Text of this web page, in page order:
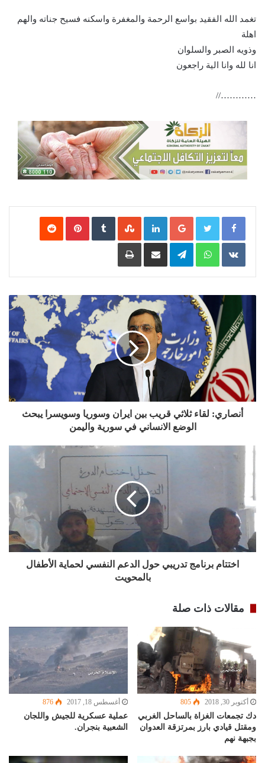
تغمد الله الفقيد بواسع الرحمة والمغفرة واسكنه فسيح جناته والهم
اهلة
وذويه الصبر والسلوان
انا لله وانا الية راجعون
…………//
Google+
LinkedIn
‏StumbleUpon
‏VKontakte
WhatsApp
Telegram مشاركة عبر البريد طباعة
أنصاري: لقاء ثلاثي قريب بين ايران وسوريا وسويسرا يبحث
الوضع الانساني في سورية واليمن
اختتام برنامج تدريبي حول الدعم النفسي لحماية الأطفال
بالمحويت
مقالات ذات صلة
أكتوبر 30, 2018 805
دك تجمعات الغزاة بالساحل الغربي
ومقتل قيادي بارز بمرتزقة العدوان
بجبهة نهم
أغسطس 18, 2017 876
عملية عسكرية للجيش واللجان
الشعبية بنجران.